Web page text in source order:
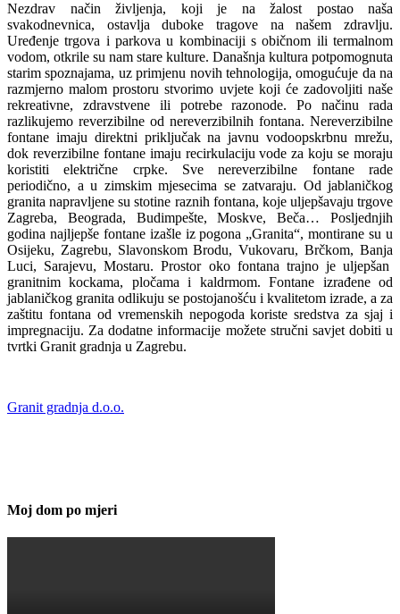
Nezdrav način življenja, koji je na žalost postao naša
svakodnevnica, ostavlja duboke tragove na našem zdravlju.
Uređenje trgova i parkova u kombinaciji s običnom ili termalnom
vodom, otkrile su nam stare kulture. Današnja kultura potpomognuta
starim spoznajama, uz primjenu novih tehnologija, omogućuje da na
razmjerno malom prostoru stvorimo uvjete koji će zadovoljiti naše
rekreativne, zdravstvene ili potrebe razonode. Po načinu rada
razlikujemo reverzibilne od nereverzibilnih fontana. Nereverzibilne
fontane imaju direktni priključak na javnu vodoopskrbnu mrežu,
dok reverzibilne fontane imaju recirkulaciju vode za koju se moraju
koristiti električne crpke. Sve nereverzibilne fontane rade
periodično, a u zimskim mjesecima se zatvaraju. Od jablaničkog
granita napravljene su stotine raznih fontana, koje uljepšavaju trgove
Zagreba, Beograda, Budimpešte, Moskve, Beča… Posljednjih
godina najljepše fontane izašle iz pogona „Granita“, montirane su u
Osijeku, Zagrebu, Slavonskom Brodu, Vukovaru, Brčkom, Banja
Luci, Sarajevu, Mostaru. Prostor oko fontana trajno je uljepšan
granitnim kockama, pločama i kaldrmom. Fontane izrađene od
jablaničkog granita odlikuju se postojanošću i kvalitetom izrade, a za
zaštitu fontana od vremenskih nepogoda koriste sredstva za sjaj i
impregnaciju. Za dodatne informacije možete stručni savjet dobiti u
tvrtki Granit gradnja u Zagrebu.
Granit gradnja d.o.o.
Moj dom po mjeri